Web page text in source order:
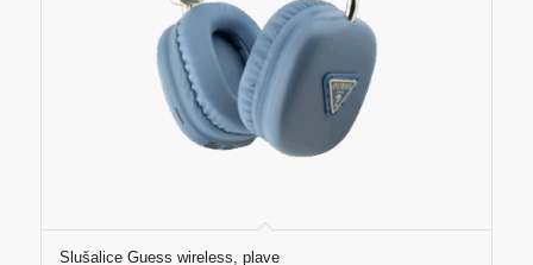
Slušalice Guess wireless, plave